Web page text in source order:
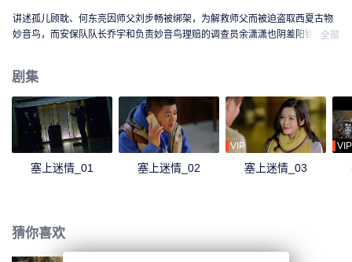
讲述孤儿顾耽、何东亮因师父刘步畅被绑架，为解救师父而被迫盗取西夏古物
妙音鸟，而安保队队长乔宇和负责妙音鸟理赔的调查员余潇潇也阴差阳错卷入
全部
剧集
塞上迷情_01 塞上迷情_02
VIP
塞上迷情_03
VIP
猜你喜欢